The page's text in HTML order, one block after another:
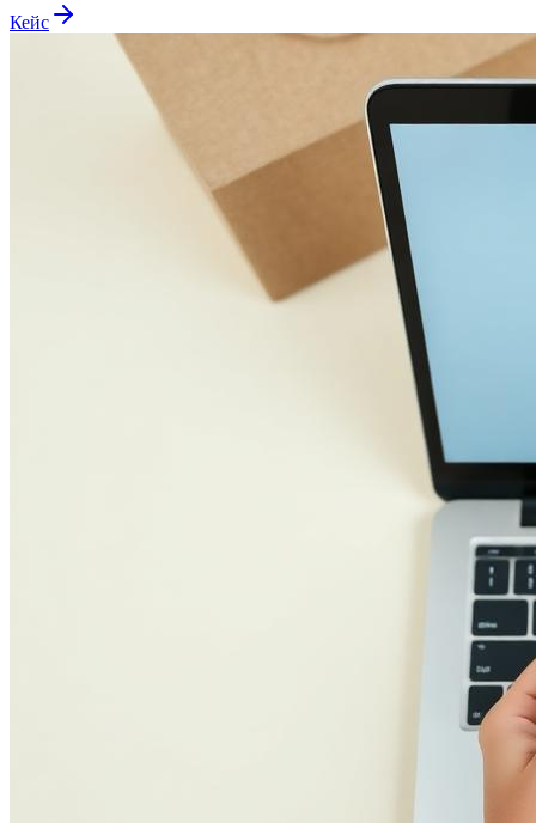
Кейс